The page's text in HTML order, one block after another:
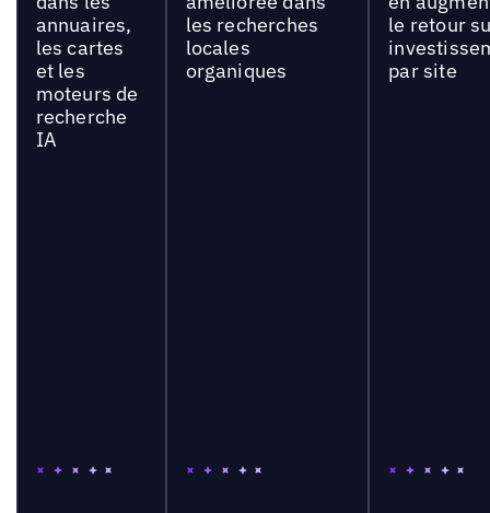
annuaires,
les cartes
et les
moteurs de
recherche
IA
les recherches
locales
organiques
le retour
par site